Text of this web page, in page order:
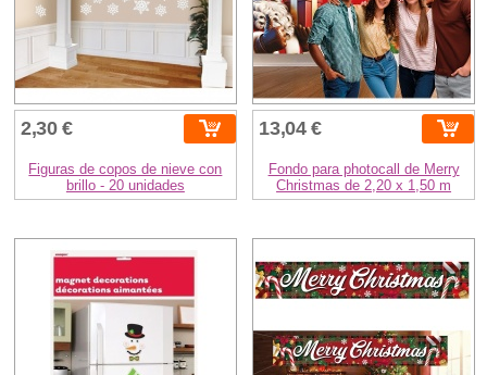
2,30 €
Figuras de copos de nieve con
brillo - 20 unidades
13,04 €
Fondo para photocall de Merry
Christmas de 2,20 x 1,50 m